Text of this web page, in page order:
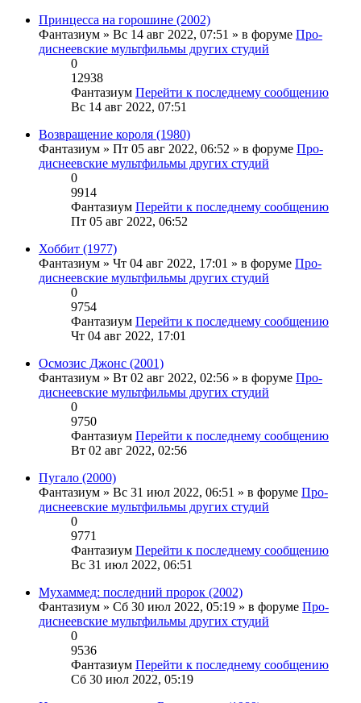
Принцесса на горошине (2002)
Фантазиум » Вс 14 авг 2022, 07:51 » в форуме Про-
диснеевские мультфильмы других студий
0
12938
Фантазиум Перейти к последнему сообщению
Вс 14 авг 2022, 07:51
Возвращение короля (1980)
Фантазиум » Пт 05 авг 2022, 06:52 » в форуме Про-
диснеевские мультфильмы других студий
0
9914
Фантазиум Перейти к последнему сообщению
Пт 05 авг 2022, 06:52
Хоббит (1977)
Фантазиум » Чт 04 авг 2022, 17:01 » в форуме Про-
диснеевские мультфильмы других студий
0
9754
Фантазиум Перейти к последнему сообщению
Чт 04 авг 2022, 17:01
Осмозис Джонс (2001)
Фантазиум » Вт 02 авг 2022, 02:56 » в форуме Про-
диснеевские мультфильмы других студий
0
9750
Фантазиум Перейти к последнему сообщению
Вт 02 авг 2022, 02:56
Пугало (2000)
Фантазиум » Вс 31 июл 2022, 06:51 » в форуме Про-
диснеевские мультфильмы других студий
0
9771
Фантазиум Перейти к последнему сообщению
Вс 31 июл 2022, 06:51
Мухаммед: последний пророк (2002)
Фантазиум » Сб 30 июл 2022, 05:19 » в форуме Про-
диснеевские мультфильмы других студий
0
9536
Фантазиум Перейти к последнему сообщению
Сб 30 июл 2022, 05:19